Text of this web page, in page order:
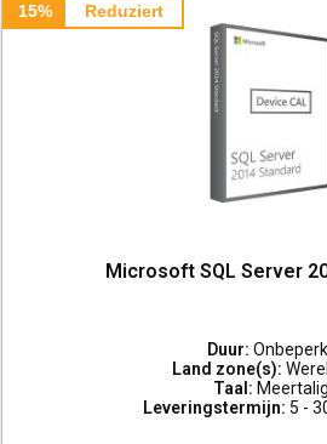
15% Reduziert
Microsoft SQL Server
Duur:
Land zone(s):
Taal: Meertalig
Leveringstermijn: 5 -